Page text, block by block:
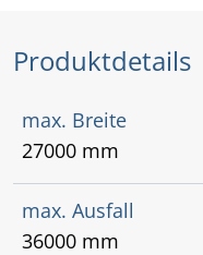
Produktdetails
max. Breite
27000 mm
max. Ausfall
36000 mm